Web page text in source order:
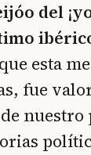
del
esta
fue
nuestro